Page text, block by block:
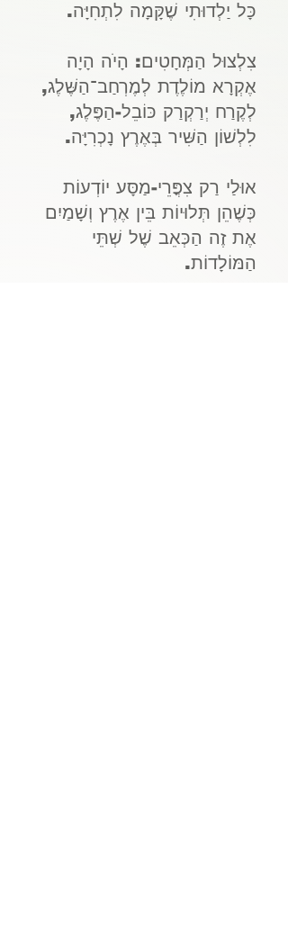
כָּל יַלְדוּתִי שֶׁקָּמָה לִתְחִיָּה.
צִלְצוּל הַמְּחָטִים: הָיֹה הָיָה
אֶקְרָא מוֹלֶדֶת לְמֶרְחַב־הַשֶּׁלֶג,
לְקֶרַח יְרַקְרַק כּוֹבֵל-הַפֶּלֶג,
לִלְשׁוֹן הַשִּׁיר בְּאֶרֶץ נָכְרִיָּה.
אוּלַי רַק צִפֳּרֵי-מַסָּע יוֹדְעוֹת
כְּשֶׁהֵן תְּלוּיוֹת בֵּין אֶרֶץ וְשָׁמַיִם
אֶת זֶה הַכְּאֵב שֶׁל שְׁתֵּי
הַמּוֹלָדוֹת.